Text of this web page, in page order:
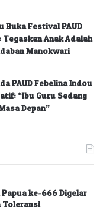
Buka Festival PAUD
Tegaskan Anak Adalah
Manokwari
PAUD Febelina Indou
“Ibu Guru Sedang
Depan”
ke-666 Digelar
Toleransi